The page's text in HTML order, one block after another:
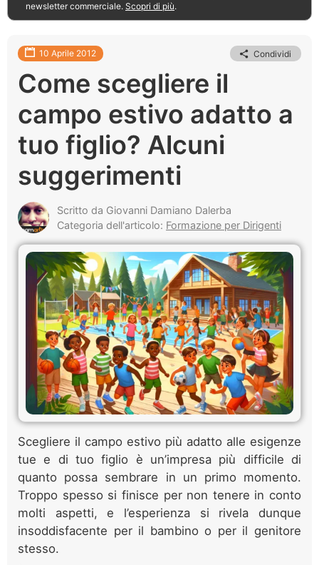
newsletter commerciale. Scopri di più.
10 Aprile 2012 Condividi
Come scegliere il
campo estivo adatto a
tuo figlio? Alcuni
suggerimenti
Scritto da Giovanni Damiano Dalerba
Categoria dell'articolo: Formazione per Dirigenti
Scegliere il campo estivo più adatto alle esigenze
tue e di tuo figlio è un’impresa più difficile di
quanto possa sembrare in un primo momento.
Troppo spesso si finisce per non tenere in conto
molti aspetti, e l’esperienza si rivela dunque
insoddisfacente per il bambino o per il genitore
stesso.